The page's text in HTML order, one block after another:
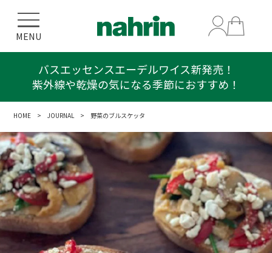
MENU
バスエッセンスエーデルワイス新発売！
紫外線や乾燥の気になる季節におすすめ！
HOME >JOURNAL> 野菜のブルスケッタ